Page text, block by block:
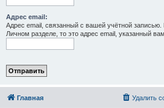
Адрес email:
Адрес email, связанный с вашей учётной
Личном разделе, то это адрес email, указанный
Главная Удалить